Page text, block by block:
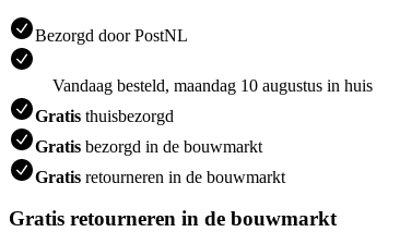
Bezorgd door PostNL
Vandaag besteld, maandag 10 augustus in huis
Gratis thuisbezorgd
Gratis bezorgd in de bouwmarkt
Gratis retourneren in de bouwmarkt
Gratis retourneren in de bouwmarkt